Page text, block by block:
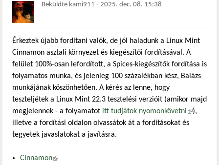
Beküldte kami911 - 2025. dec. 08. 15:38
Érkeztek újabb fordítani valók, de jól haladunk a Linux Mint
Cinnamon asztali környezet és kiegészítői fordításával. A
felület 100%-osan lefordított, a Spices-kiegészítők fordítása is
folyamatos munka, és jelenleg 100 százalékban kész, Balázs
munkájának köszönhetően. A kérés az lenne, hogy
teszteljétek a Linux Mint 22.3 tesztelési verzióit (amikor majd
megjelennek - a folyamatot itt tudjátok nyomonkövetni(külső
),
illetve a fordítási oldalon olvassátok át a fordításokat és
tegyetek javaslatokat a javításra.
Cinnamon(külső hivatkozás)